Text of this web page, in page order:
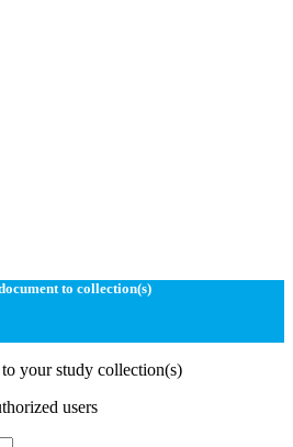
to collection(s)
your study collection(s)
users